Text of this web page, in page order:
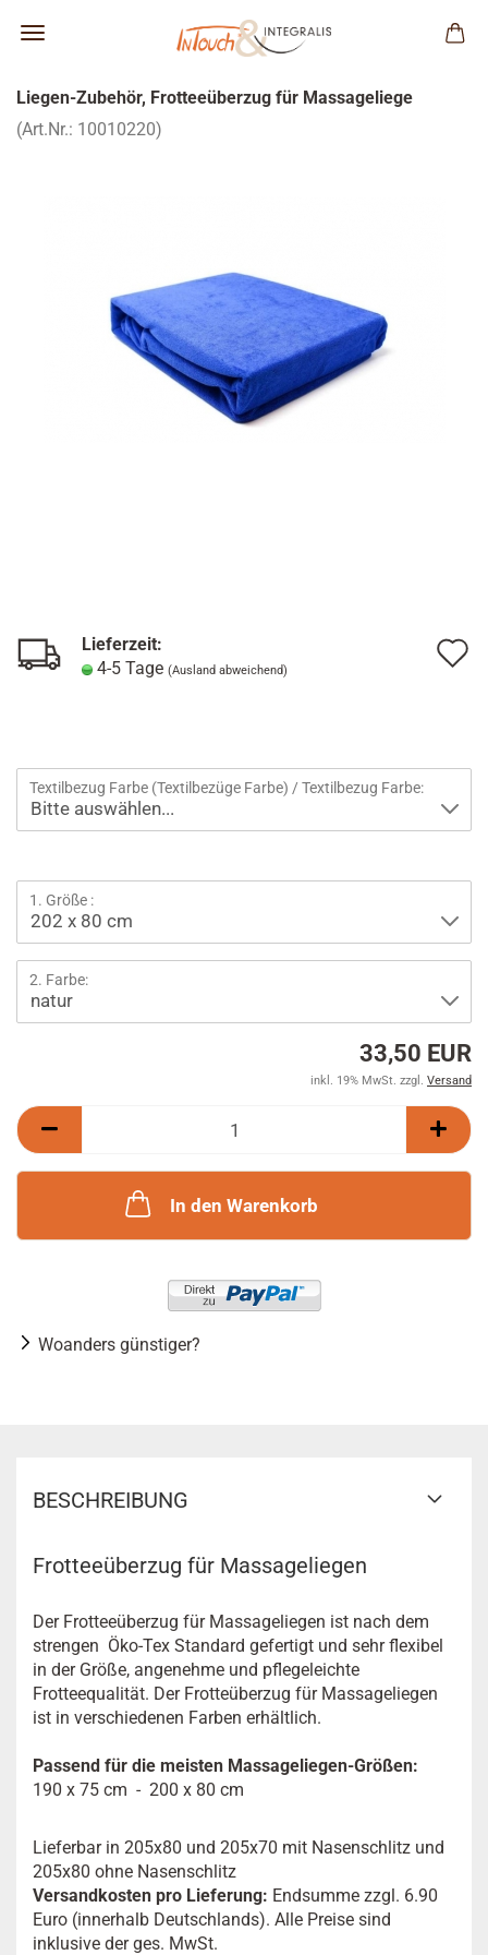
Liegen-Zubehör, Frotteeüberzug für Massageliege
(Art.Nr.: 10010220)
Lieferzeit:
4-5 Tage (Ausland abweichend)
Textilbezug Farbe (Textilbezüge Farbe) / Textilbezug Farbe:
1. Größe :
2. Farbe:
33,50 EUR
inkl. 19% MwSt. zzgl. Versand
In den Warenkorb
Woanders günstiger?
BESCHREIBUNG
Frotteeüberzug für Massageliegen
Der Frotteeüberzug für Massageliegen ist nach dem
strengen Öko-Tex Standard gefertigt und sehr flexibel
in der Größe, angenehme und pflegeleichte
Frotteequalität. Der Frotteüberzug für Massageliegen
ist in verschiedenen Farben erhältlich.
Passend für die meisten Massageliegen-Größen:
190 x 75 cm - 200 x 80 cm
Lieferbar in 205x80 und 205x70 mit Nasenschlitz und
205x80 ohne Nasenschlitz
Versandkosten pro Lieferung: Endsumme zzgl. 6.90
Euro (innerhalb Deutschlands). Alle Preise sind
inklusive der ges. MwSt.